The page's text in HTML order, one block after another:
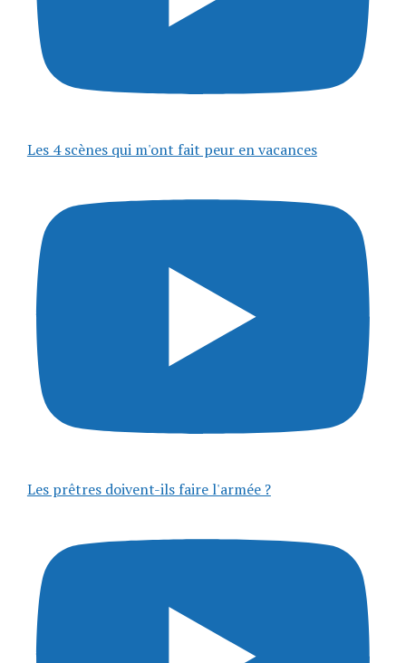
Les 4 scènes qui m'ont fait peur en vacances
Les prêtres doivent-ils faire l'armée ?